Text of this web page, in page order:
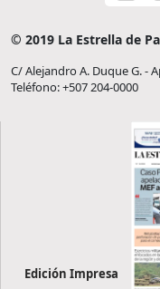
© 2019 La Estrella de
C/ Alejandro A. Duque G. -
Teléfono: +507 204-0000
Edición Impresa